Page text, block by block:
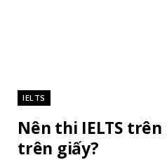
IELTS
Nên thi IELTS
trên giấy?